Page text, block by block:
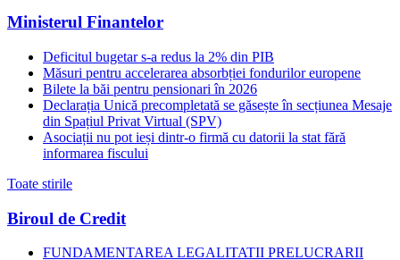
Ministerul Finantelor
Deficitul bugetar s-a redus la 2% din PIB
Măsuri pentru accelerarea absorbției fondurilor europene
Bilete la băi pentru pensionari în 2026
Declarația Unică precompletată se găsește în secțiunea Mesaje
din Spațiul Privat Virtual (SPV)
Asociații nu pot ieși dintr-o firmă cu datorii la stat fără
informarea fiscului
Toate stirile
Biroul de Credit
FUNDAMENTAREA LEGALITATII PRELUCRARII